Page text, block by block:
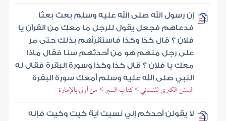
إن رسول الله صلى الله عليه وسلم بعث بعثا
فدعاهم فجعل يقول للرجل ما معك من القرآن يا
فلان ؟ قال كذا وكذا فاستقرأهم بذلك حتى مر
على رجل منهم هو من أحدثهم سنا فقال ماذا
معك يا فلان ؟ قال كذا وكذا وسورة البقرة فقال له
النبي صلى الله عليه وسلم أمعك سورة البقرة
السنن الكبرى للنسائي > كتاب السير > من أولى بالإمارة
لا يقولن أحدكم إني نسيت آية كيت وكيت فإنه